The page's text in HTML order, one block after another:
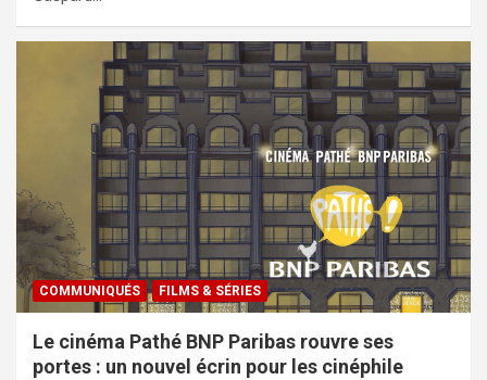
COMMUNIQUÉS FILMS & SÉRIES
Le cinéma Pathé BNP Paribas rouvre ses
portes : un nouvel écrin pour les cinéphile